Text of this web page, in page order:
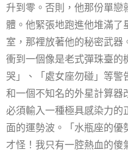
升到零。否則，他那份單戀
體。他緊張地跑進他堆滿
室，那裡放著他的秘密武
衝到一個像是老式彈珠臺的
哭」、「處女座勿碰」等警
和一個不知名的外星計算器
必須輸入一種極具感染力的
面的運勢波。「水瓶座的
才怪！我只有一腔熱血的傻